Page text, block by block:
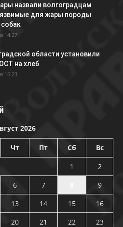
назвали волгоградцам
для жары породы
14:27
области установили
на хлеб
16:23
2026
Чт Пт Сб Вс
1
2
6 7
9
13 14 15
16
20 21 22
23